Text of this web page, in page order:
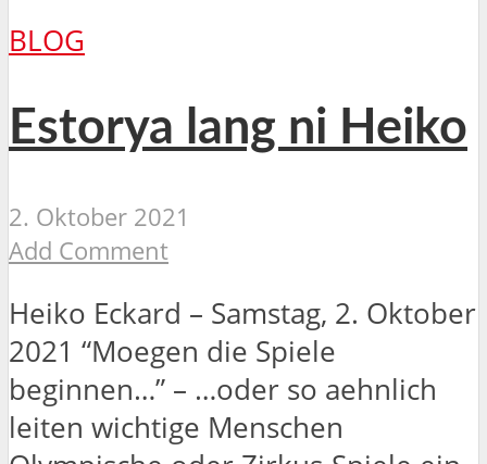
BLOG
Estorya lang ni Heiko
2. Oktober 2021
Add Comment
Heiko Eckard – Samstag, 2. Oktober
2021 “Moegen die Spiele
beginnen…” – …oder so aehnlich
leiten wichtige Menschen